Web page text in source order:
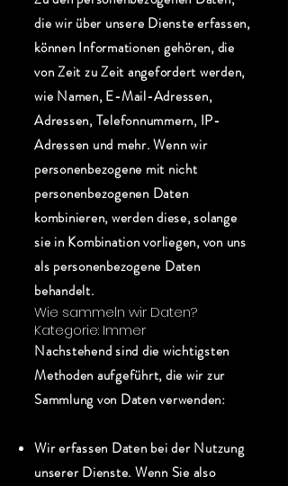
die wir über unsere Dienste erfassen,
können Informationen gehören, die
von Zeit zu Zeit angefordert werden,
wie Namen, E-Mail-Adressen,
Adressen, Telefonnummern, IP-
Adressen und mehr. Wenn wir
personenbezogene mit nicht
personenbezogenen Daten
kombinieren, werden diese, solange
sie in Kombination vorliegen, von uns
als personenbezogene Daten
behandelt.
Wie sammeln wir Daten?
Kategorie: Immer
Nachstehend sind die wichtigsten
Methoden aufgeführt, die wir zur
Sammlung von Daten verwenden:
Wir erfassen Daten bei der Nutzung
unserer Dienste. Wenn Sie also